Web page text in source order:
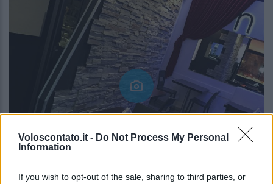
Voloscontato.it - Do Not Process My Personal
Information
If you wish to opt-out of the sale, sharing to third parties, or